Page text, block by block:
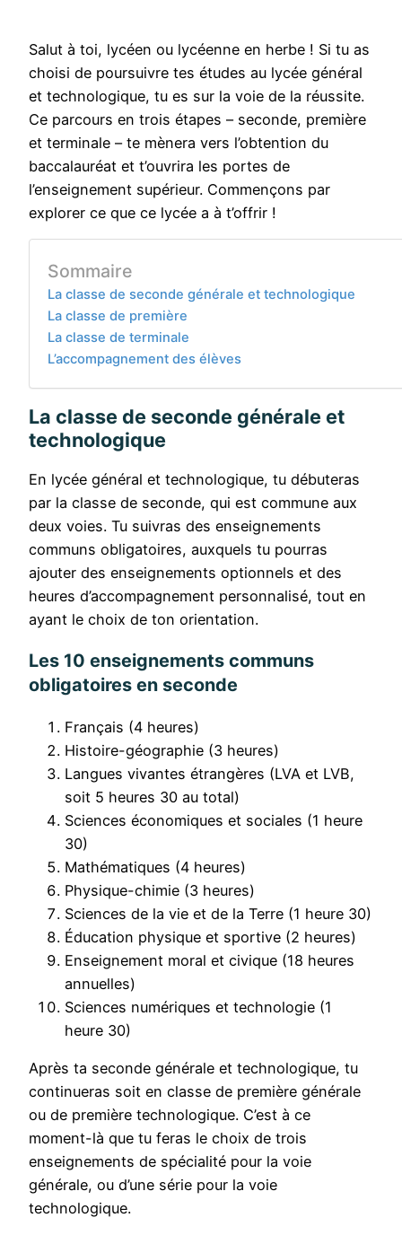
Salut à toi, lycéen ou lycéenne en herbe ! Si tu as
choisi de poursuivre tes études au lycée général
et technologique, tu es sur la voie de la réussite.
Ce parcours en trois étapes – seconde, première
et terminale – te mènera vers l’obtention du
baccalauréat et t’ouvrira les portes de
l’enseignement supérieur. Commençons par
explorer ce que ce lycée a à t’offrir !
Sommaire
La classe de seconde générale et technologique
La classe de première
La classe de terminale
L’accompagnement des élèves
La classe de seconde générale et
technologique
En lycée général et technologique, tu débuteras
par la classe de seconde, qui est commune aux
deux voies. Tu suivras des enseignements
communs obligatoires, auxquels tu pourras
ajouter des enseignements optionnels et des
heures d’accompagnement personnalisé, tout en
ayant le choix de ton orientation.
Les 10 enseignements communs
obligatoires en seconde
Français (4 heures)
Histoire-géographie (3 heures)
Langues vivantes étrangères (LVA et LVB,
soit 5 heures 30 au total)
Sciences économiques et sociales (1 heure
30)
Mathématiques (4 heures)
Physique-chimie (3 heures)
Sciences de la vie et de la Terre (1 heure 30)
Éducation physique et sportive (2 heures)
Enseignement moral et civique (18 heures
annuelles)
Sciences numériques et technologie (1
heure 30)
Après ta seconde générale et technologique, tu
continueras soit en classe de première générale
ou de première technologique. C’est à ce
moment-là que tu feras le choix de trois
enseignements de spécialité pour la voie
générale, ou d’une série pour la voie
technologique.